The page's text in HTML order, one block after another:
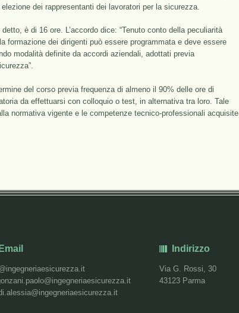
dei rappresentanti dei lavoratori per la sicurezza.
è di 16 ore. L’accordo dice: “Tenuto conto della peculiarità
formazione dei dirigenti può essere programmata e deve essere
modalità definite da accordi aziendali, adottati previa
del corso previa frequenza di almeno il 90% delle ore di
da effettuarsi con colloquio o test, in alternativa tra loro. Tale
normativa vigente e le competenze tecnico-professionali acquisite
Email Indirizzo
Via G. Rossi, 30
43123 Parma